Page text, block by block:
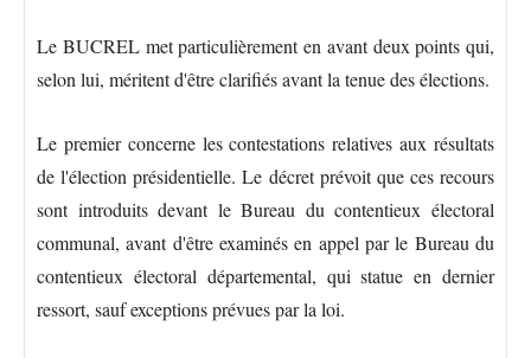
Le BUCREL met particulièrement en avant deux points qui,
selon lui, méritent d'être clarifiés avant la tenue des élections.
Le premier concerne les contestations relatives aux résultats
de l'élection présidentielle. Le décret prévoit que ces recours
sont introduits devant le Bureau du contentieux électoral
communal, avant d'être examinés en appel par le Bureau du
contentieux électoral départemental, qui statue en dernier
ressort, sauf exceptions prévues par la loi.